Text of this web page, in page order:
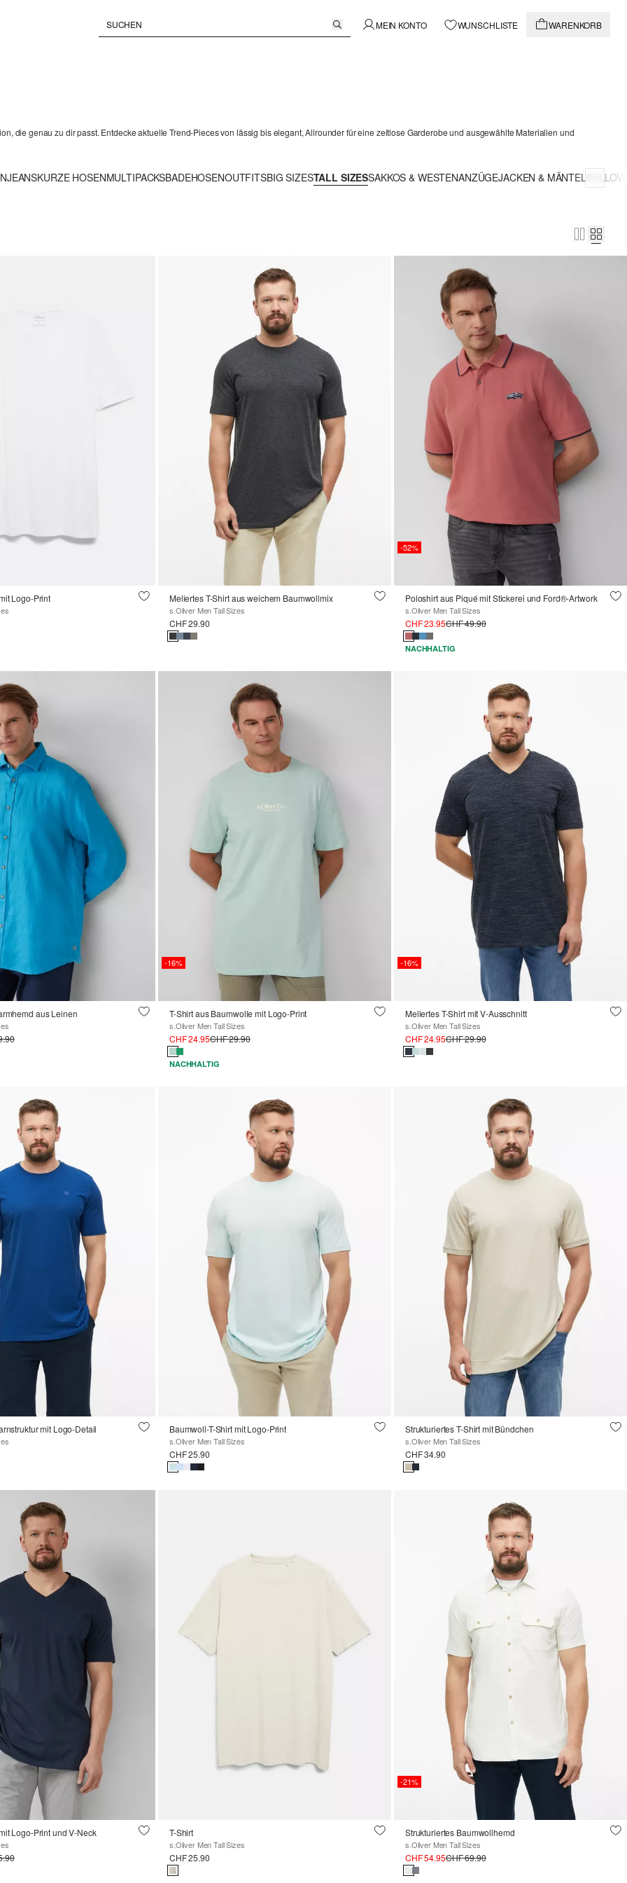
MEIN KONTO WUNSCHLISTE WARENKORB
die genau zu dir passt. Entdecke aktuelle Trend-Pieces von lässig bis elegant, Allrounder für eine zeitlose Garderobe und ausgewählte Materialien und
JEANSKURZE HOSENMULTIPACKSBADEHOSENOUTFITSBIG SIZESTALL SIZESSAKKOS & WESTENANZÜGEJACKEN & MÄNTEL
Logo-Print Meliertes T-Shirt aus weichem Baumwollmix
s.Oliver Men Tall Sizes
CHF 29.90
-52%
Poloshirt aus Piqué mit Stickerei und Ford®-Artwork
s.Oliver Men Tall Sizes
CHF 23.95CHF 49.90
NACHHALTIG
aus Leinen
-16%
T-Shirt aus Baumwolle mit Logo-Print
s.Oliver Men Tall Sizes
CHF 24.95CHF 29.90
NACHHALTIG
-16%
Meliertes T-Shirt mit V-Ausschnitt
s.Oliver Men Tall Sizes
CHF 24.95CHF 29.90
mit Logo-Detail Baumwoll-T-Shirt mit Logo-Print
s.Oliver Men Tall Sizes
CHF 25.90
Strukturiertes T-Shirt mit Bündchen
s.Oliver Men Tall Sizes
CHF 34.90
Logo-Print und V-Neck T-Shirt
s.Oliver Men Tall Sizes
CHF 25.90
-21%
Strukturiertes Baumwollhemd
s.Oliver Men Tall Sizes
CHF 54.95CHF 69.90